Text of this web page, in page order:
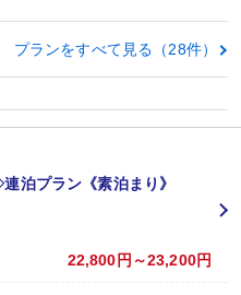
プランをすべて見る（28件）
泊プラン《素泊まり》
22,800円～23,200円